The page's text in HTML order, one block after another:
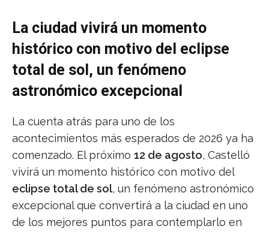
La ciudad vivirá un momento
histórico con motivo del eclipse
total de sol, un fenómeno
astronómico excepcional
La cuenta atrás para uno de los
acontecimientos más esperados de 2026 ya ha
comenzado. El próximo 12 de agosto, Castelló
vivirá un momento histórico con motivo del
eclipse total de sol, un fenómeno astronómico
excepcional que convertirá a la ciudad en uno
de los mejores puntos para contemplarlo en